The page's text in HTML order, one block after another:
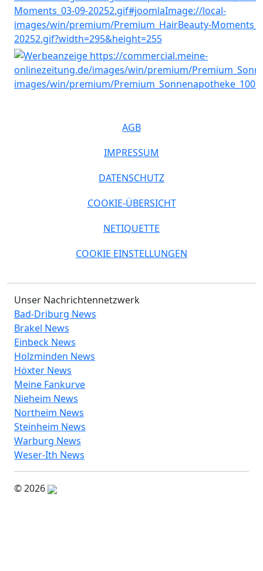
AGB
IMPRESSUM
DATENSCHUTZ
COOKIE-ÜBERSICHT
NETIQUETTE
COOKIE EINSTELLUNGEN
Unser Nachrichtennetzwerk
Bad-Driburg News
Brakel News
Einbeck News
Holzminden News
Höxter News
Meine Fankurve
Nieheim News
Northeim News
Steinheim News
Warburg News
Weser-Ith News
© 2026